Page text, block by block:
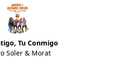
Tu Conmigo
Soler & Morat